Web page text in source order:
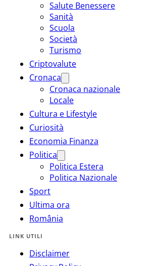
Salute Benessere
Sanità
Scuola
Società
Turismo
Criptovalute
Cronaca
Cronaca nazionale
Locale
Cultura e Lifestyle
Curiosità
Economia Finanza
Politica
Politica Estera
Politica Nazionale
Sport
Ultima ora
România
LINK UTILI
Disclaimer